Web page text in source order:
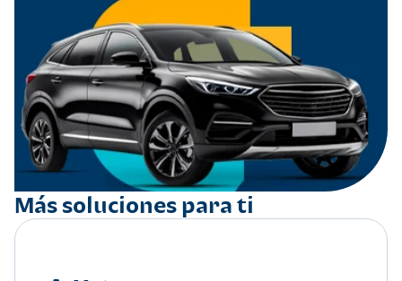
Más soluciones para ti